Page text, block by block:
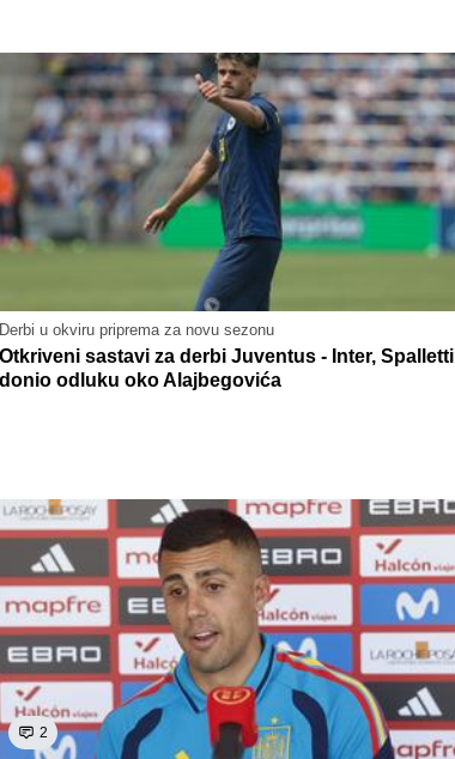
Derbi u okviru priprema za novu sezonu
Otkriveni sastavi za derbi Juventus - Inter, Spalletti
donio odluku oko Alajbegovića
2